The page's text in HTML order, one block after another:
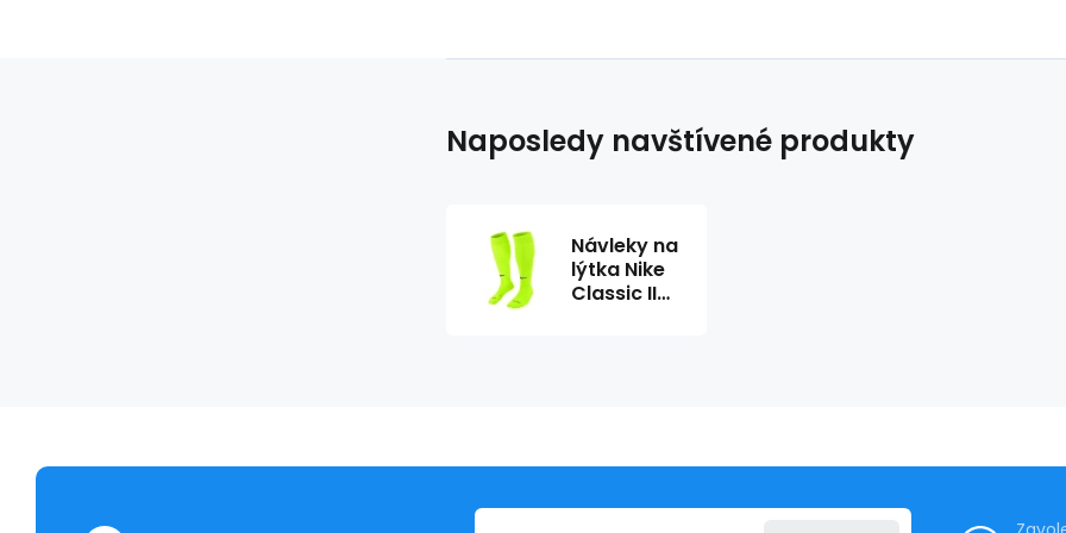
Naposledy navštívené produkty
Návleky na
lýtka Nike
Classic II